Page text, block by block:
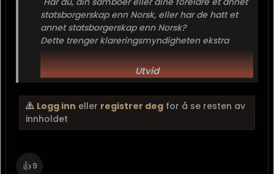
statsborgerskap enn Norsk, eller har de hatt et
annet statsborgerskap enn Norsk?
Dette trenger klareringsmyndigheten ekstra
behandlingstid for å prosessere, følgdenne
lenken for mer informasjon"
Eventuelt at de det gjelder får sendt et eget brev
Utvid
Logg inn eller registrer deg for å se resten av
innholdet
👍9